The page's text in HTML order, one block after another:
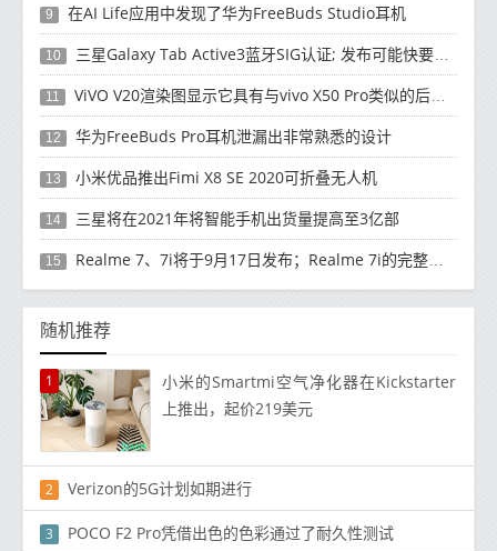
9 在AI Life应用中发现了华为FreeBuds Studio耳机
10 三星Galaxy Tab Active3蓝牙SIG认证; 发布可能快要结束了
11 ViVO V20渲染图显示它具有与vivo X50 Pro类似的后部设计
12 华为FreeBuds Pro耳机泄漏出非常熟悉的设计
13 小米优品推出Fimi X8 SE 2020可折叠无人机
14 三星将在2021年将智能手机出货量提高至3亿部
15 Realme 7、7i将于9月17日发布；Realme 7i的完整规格并导致泄漏
随机推荐
1
小米的Smartmi空气净化器在Kickstarter
上推出，起价219美元
2 Verizon的5G计划如期进行
3 POCO F2 Pro凭借出色的色彩通过了耐久性测试